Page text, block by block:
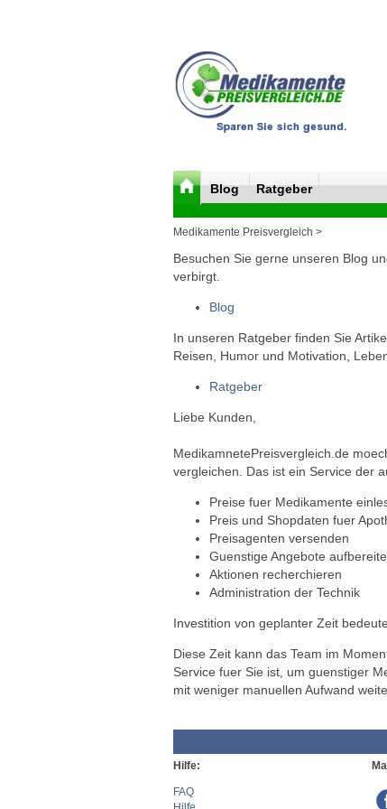
Blog Ratgeber
Medikamente Preisvergleich >
Besuchen Sie gerne unseren Blog
verbirgt.
Blog
In unseren Ratgeber finden Sie
Reisen, Humor und Motivation,
Ratgeber
Liebe Kunden,
MedikamnetePreisvergleich.de
vergleichen. Das ist ein Service der
Preise fuer Medikamente
Preis und Shopdaten fuer
Preisagenten versenden
Guenstige Angebote
Aktionen recherchieren
Administration der Technik
Investition von geplanter Zeit
Diese Zeit kann das Team im
Service fuer Sie ist, um guenstiger
mit weniger manuellen Aufwand
Hilfe:
FAQ